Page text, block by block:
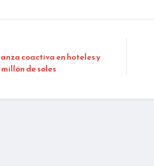
coactiva en hoteles y
de soles